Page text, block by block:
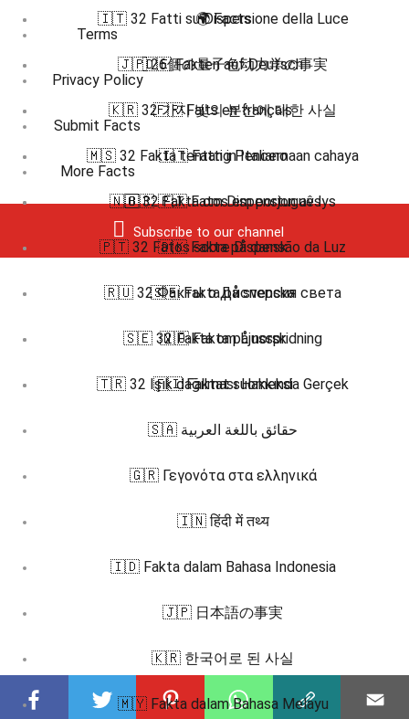
Terms
Privacy Policy
Submit Facts
More Facts
Subscribe to our channel
🇮🇹 32 Fatti su Dispersione della Luce
🇯🇵 26個の量子色动力学の事実
🇰🇷 32 가지 빛의 분산에 대한 사실
🇲🇸 32 Fakta tentang Pencernaan cahaya
🇳🇴 32 Fakta om Dispensjon av lys
🇵🇹 32 Fatos sobre Dispensão da Luz
🇷🇺 32 Факты о Дисперсия света
🇸🇪 32 Fakta om Ljusspridning
🇹🇷 32 Işık dağılması Hakkında Gerçek
🌍 Facts
🇩🇪 Fakten auf Deutsch
🇫🇷 Faits en français
🇮🇹 Fatti in Italiano
🇧🇷 🇵🇹 Fatos em português
🇩🇰 Fakta på dansk
🇸🇪 Fakta på svenska
🇳🇴 Fakta på norsk
🇫🇮 Faktat suomeksi
🇸🇦 حقائق باللغة العربية
🇬🇷 Γεγονότα στα ελληνικά
🇮🇳 हिंदी में तथ्य
🇮🇩 Fakta dalam Bahasa Indonesia
🇯🇵 日本語の事実
🇰🇷 한국어로 된 사실
🇲🇾 Fakta dalam Bahasa Melayu